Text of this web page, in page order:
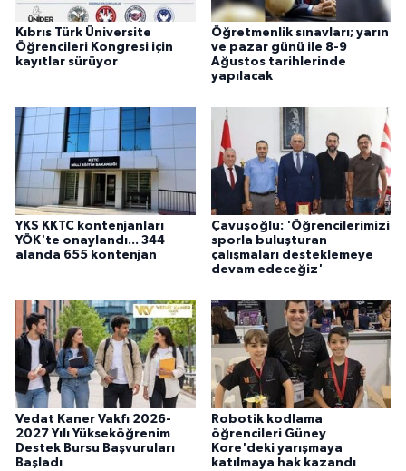
Kıbrıs Türk Üniversite
Öğrencileri Kongresi için
kayıtlar sürüyor
Öğretmenlik sınavları; yarın
ve pazar günü ile 8-9
Ağustos tarihlerinde
yapılacak
YKS KKTC kontenjanları
YÖK'te onaylandı... 344
alanda 655 kontenjan
Çavuşoğlu: 'Öğrencilerimizi
sporla buluşturan
çalışmaları desteklemeye
devam edeceğiz'
Vedat Kaner Vakfı 2026-
2027 Yılı Yükseköğrenim
Destek Bursu Başvuruları
Başladı
Robotik kodlama
öğrencileri Güney
Kore'deki yarışmaya
katılmaya hak kazandı